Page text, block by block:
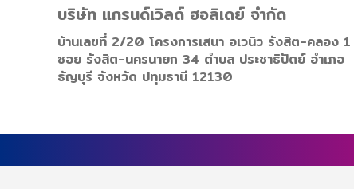
บริษัท แกรนด์เวิลด์ ฮอลิเดย์ จำกัด
บ้านเลขที่ 2/20 โครงการเสนา อเวนิว รังสิต-คลอง 1
ซอย รังสิต-นครนายก 34 ตำบล ประชาธิปัตย์ อำเภอ
ธัญบุรี จังหวัด ปทุมธานี 12130